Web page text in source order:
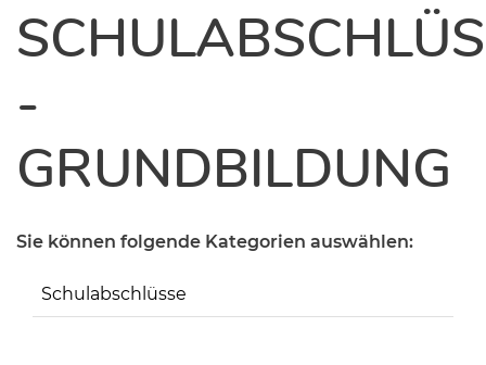
-
GRUNDBILDUNG
Sie können folgende Kategorien auswählen:
Schulabschlüsse